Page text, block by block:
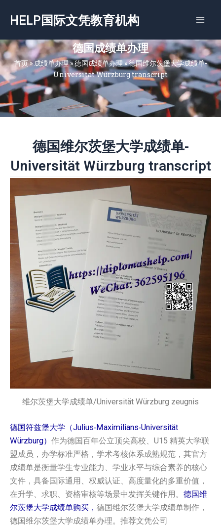
容
HELP国际文凭教育机构
德国成绩单办理
首页»成绩单办理»德国成绩单办理»德国维尔茨堡大学成绩单-
Universität Würzburg transcript
德国维尔茨堡大学成绩单-
Universität Würzburg transcript
维尔茨堡大学成绩单/Universität Würzburg zeugnis
德国符兹堡大学（Julius‑Maximilians‑Universität
Würzburg） 作为德国百年公立顶尖高校、U15 精英大学联
盟成员，办学标准严格，学术考核体系成熟规范，其官方
成绩单是衡量学生专业能力、学业水平与综合素养的核心
文件，具备国际通用、权威认证、高度量化的多重价值，
在升学、求职、资格审核等场景中发挥关键作用。 德国‌‌维
尔茨堡大学‌‌成绩单购买， 德国‌‌维尔茨堡大学‌‌成绩单制作，
德国‌‌维尔茨堡大学‌‌成绩单办理。推荐文凭公司